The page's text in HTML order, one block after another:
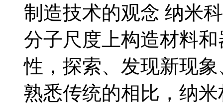
制造技术的观念 纳米
分子尺度上构造材料
性，探索、发现新现
熟悉传统的相比，纳